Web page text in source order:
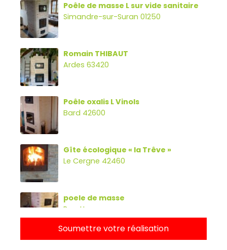
Poêle de masse L sur vide sanitaire
Simandre-sur-Suran 01250
Romain THIBAUT
Ardes 63420
Poêle oxalis L Vinols
Bard 42600
Gîte écologique « la Trêve »
Le Cergne 42460
poele de masse
Parette
Soumettre votre réalisation